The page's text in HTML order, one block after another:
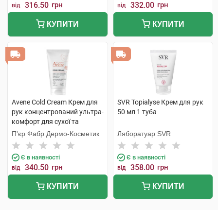
від 316.50 грн
КУПИТИ
від 332.00 грн
КУПИТИ
Avene Cold Cream Крем для
рук концентрований ультра-
комфорт для сухої та
пошкодженої шкіри 50 мл 1
туба
П'єр Фабр Дермо-Косметик
Є в наявності
від 340.50 грн
КУПИТИ
SVR Topialyse Крем для рук
50 мл 1 туба
Ляборатуар SVR
Є в наявності
від 358.00 грн
КУПИТИ